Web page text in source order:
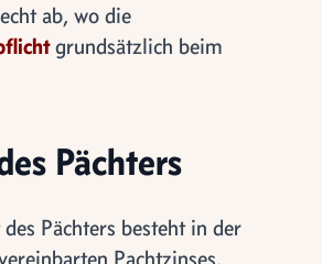
ab, wo die
grundsätzlich beim
Pächters
Pächters besteht in der
Pachtzinses.